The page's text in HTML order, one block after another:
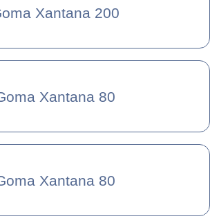
Xantana 200
Xantana 80
Xantana 80